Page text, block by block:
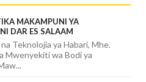
MAKAMPUNI YA
DAR ES SALAAM
Teknolojia ya Habari, Mhe.
Mwenyekiti wa Bodi ya